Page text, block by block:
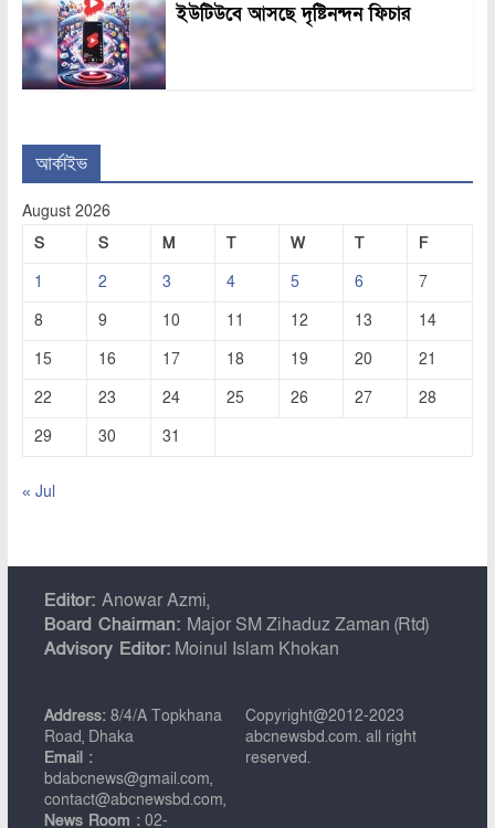
ইউটিউবে আসছে দৃষ্টিনন্দন ফিচার
আর্কাইভ
August 2026
S
S M T W T
F
1
2 3 4 5 6
7
8
9 10 11 12 13
14
15
16 17 18 19 20
21
22
23 24 25 26 27
28
29
30 31
« Jul
Editor: Anowar Azmi,
Board Chairman: Major SM Zihaduz Zaman (Rtd)
Advisory Editor:Moinul Islam Khokan
Address:8/4/A Topkhana
Road, Dhaka
Email :
bdabcnews@gmail.com,
contact@abcnewsbd.com,
News Room :02-
Copyright@2012-2023
abcnewsbd.com. all right
reserved.